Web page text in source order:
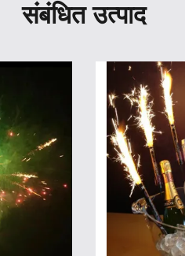
संबंधित उत्पाद